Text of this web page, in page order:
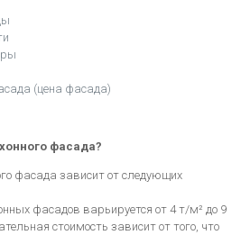
(цена фасада)
фасада?
фасада зависит от следующих
фасадов варьируется от 4 т/м² до 9
стоимость зависит от того, что